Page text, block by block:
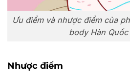
Ưu điểm và nhược điểm của
body Hàn Quốc
Nhược điểm